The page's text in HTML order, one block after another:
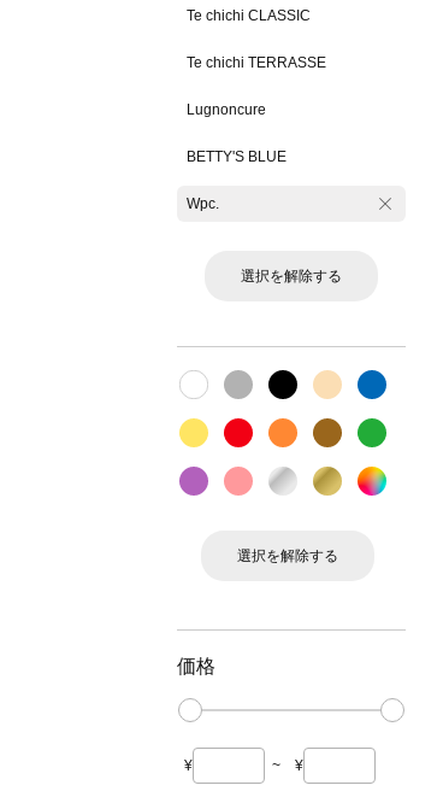
Te chichi CLASSIC
Te chichi TERRASSE
Lugnoncure
BETTY'S BLUE
Wpc.
選択を解除する
選択を解除する
価格
¥ ~ ¥